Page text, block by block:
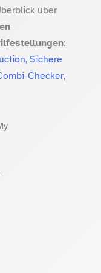
über
:
Sichere
Checker,